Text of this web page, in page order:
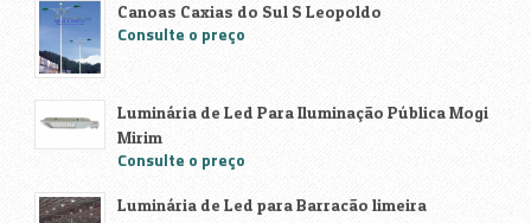
Canoas Caxias do Sul S Leopoldo
Consulte o preço
Luminária de Led Para Iluminação Pública Mogi
Mirim
Consulte o preço
Luminária de Led para Barracão limeira